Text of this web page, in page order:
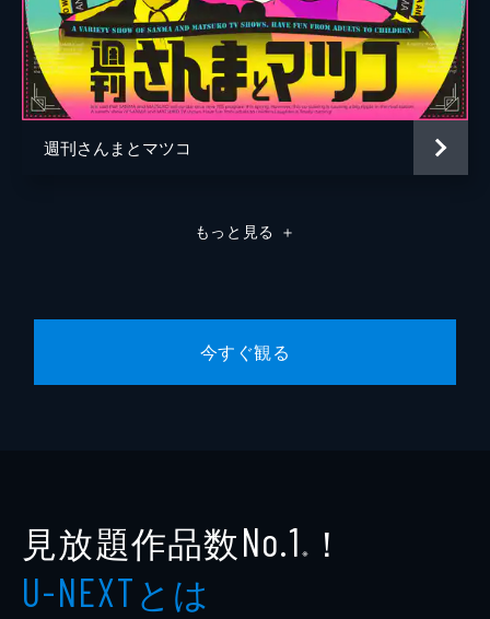
マサイの戦士に嫁いだ女性が登場｡聞きたか
った日常生活､結婚前夜の信じられない風習､
知りたくてもなかなか聞けない夜の営みな
ど､本当に知りたい文化の違いを激白!
34分
2015/7/30放送 「番組名の由来となった男
★グレートジャーニー関野吉晴」
力無し手作り船で渡る▽バカなの？船を造る
2015/8/20放送 「神秘とロマンの沈船探
世界中の海を撮り続ける水中写真家･鍵井靖
章と沈船探索の旅へ!海底に眠る沈船の内部
週刊さんまとマツコ
もっと見る ＋
今すぐ観る
見放題作品数No.1 ※ ！
U-NEXTとは